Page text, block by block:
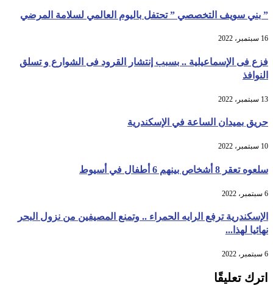
” بني سويف التخصصي ” تحتفل باليوم العالمي لسلامة المرضي
16 سبتمبر، 2022
فزع فى الإسماعيلية .. بسبب إنتشار القرود فى الشوارع و تسلق
النوافذ
13 سبتمبر، 2022
حريق بميدان الساعة في الإسكندرية
10 سبتمبر، 2022
سلعوه تعقر 8 أشخاص بينهم 6 أطفال في أسيوط
6 سبتمبر، 2022
الإسكندرية ترفع الرايه الحمراء .. وتمنع المصيفين من نزول البحر
نهائيا لهذا...
6 سبتمبر، 2022
اترك تعليقًا